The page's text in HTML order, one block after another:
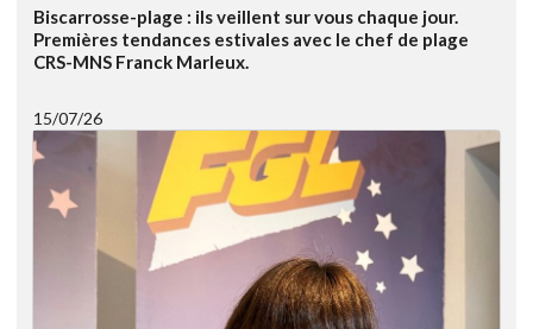
Biscarrosse-plage : ils veillent sur vous chaque jour.
Premières tendances estivales avec le chef de plage
CRS-MNS Franck Marleux.
15/07/26